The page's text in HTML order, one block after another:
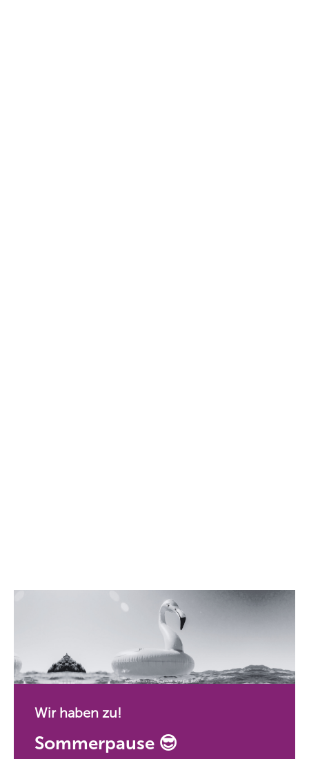
Wir haben zu!
Sommerpause 😎